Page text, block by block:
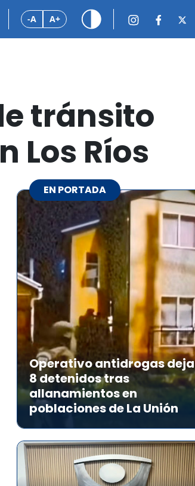
-A A+
tránsito
Los Ríos
EN PORTADA
Operativo antidrogas deja
8 detenidos tras
allanamientos en
poblaciones de La Unión